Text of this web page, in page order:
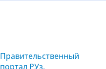
Правительственный
портал РУз.